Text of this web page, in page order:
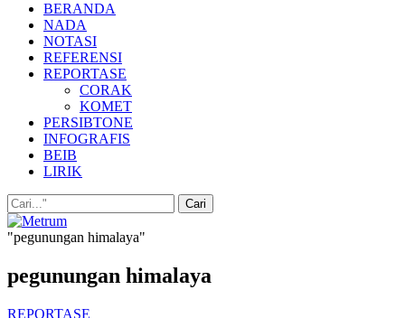
BERANDA
NADA
NOTASI
REFERENSI
REPORTASE
CORAK
KOMET
PERSIBTONE
INFOGRAFIS
BEIB
LIRIK
"pegunungan himalaya"
pegunungan himalaya
REPORTASE